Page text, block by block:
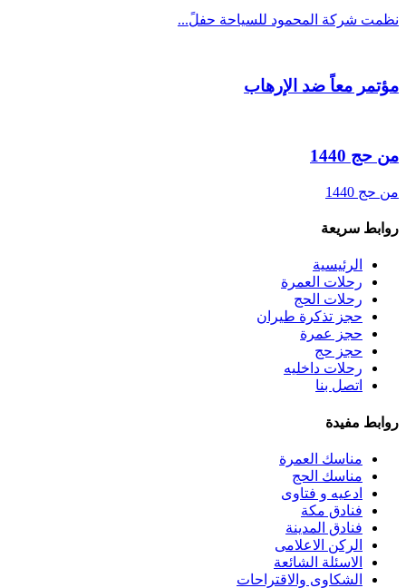
نظمت شركة المحمود للسياحة حفلً...
مؤتمر معاً ضد الإرهاب
من حج 1440
من حج 1440
روابط سريعة
الرئيسية
رحلات العمرة
رحلات الحج
حجز تذكرة طيران
حجز عمرة
حجز حج
رحلات داخليه
اتصل بنا
روابط مفيدة
مناسك العمرة
مناسك الحج
ادعيه و فتاوى
فنادق مكة
فنادق المدينة
الركن الاعلامى
الاسئلة الشائعة
الشكاوى والاقتراحات